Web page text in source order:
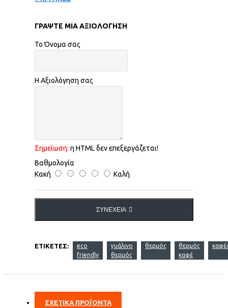
ΓΡΆΨΤΕ ΜΙΑ ΑΞΙΟΛΌΓΗΣΗ
Το Όνομα σας
Η Αξιολόγηση σας
Σημείωση: η HTML δεν επεξεργάζεται!
Βαθμολογία
Κακή
Καλή
ΣΥΝΈΧΕΙΑ
ΕΤΙΚΈΤΕΣ:
eco
friendly
γυάλινο
θερμός
θερμός
θερμός
καφέ
ΣΧΕΤΙΚΑ ΠΡΟΪΟΝΤΑ